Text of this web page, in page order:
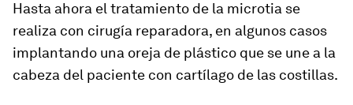
Hasta ahora el tratamiento de la microtia se
realiza con cirugía reparadora, en algunos casos
implantando una oreja de plástico que se une a la
cabeza del paciente con cartílago de las costillas.